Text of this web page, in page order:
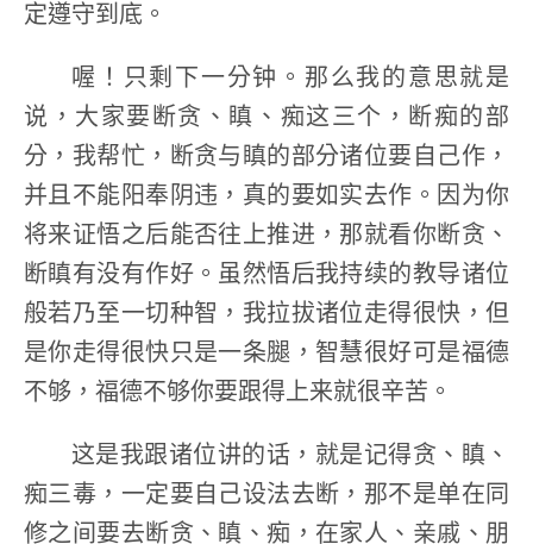
定遵守到底。
喔！只剩下一分钟。那么我的意思就是
说，大家要断贪、瞋、痴这三个，断痴的部
分，我帮忙，断贪与瞋的部分诸位要自己作，
并且不能阳奉阴违，真的要如实去作。因为你
将来证悟之后能否往上推进，那就看你断贪、
断瞋有没有作好。虽然悟后我持续的教导诸位
般若乃至一切种智，我拉拔诸位走得很快，但
是你走得很快只是一条腿，智慧很好可是福德
不够，福德不够你要跟得上来就很辛苦。
这是我跟诸位讲的话，就是记得贪、瞋、
痴三毒，一定要自己设法去断，那不是单在同
修之间要去断贪、瞋、痴，在家人、亲戚、朋